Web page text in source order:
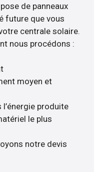
de panneaux
future que vous
centrale solaire.
nous procédons :
moyen et
produite
le plus
notre devis